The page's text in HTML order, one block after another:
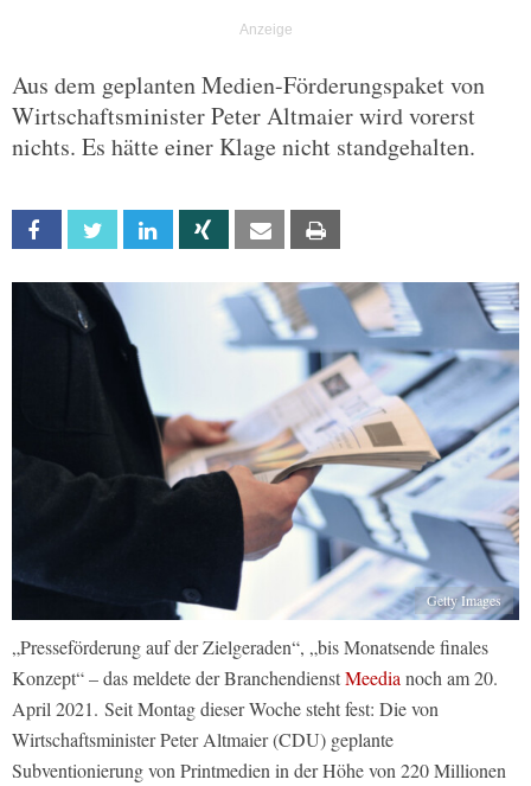
Aus dem geplanten Medien-Förderungspaket von
Wirtschaftsminister Peter Altmaier wird vorerst
nichts. Es hätte einer Klage nicht standgehalten.
Facebook Twitter Linkedin Xing Email
Getty Images
„Presseförderung auf der Zielgeraden“, „bis Monatsende finales
Konzept“ – das meldete der BranchendienstMeedia noch am 20.
April 2021. Seit Montag dieser Woche steht fest: Die von
Wirtschaftsminister Peter Altmaier (CDU) geplante
Subventionierung von Printmedien in der Höhe von 220 Millionen